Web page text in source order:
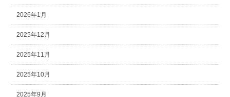
2026年1月
2025年12月
2025年11月
2025年10月
2025年9月